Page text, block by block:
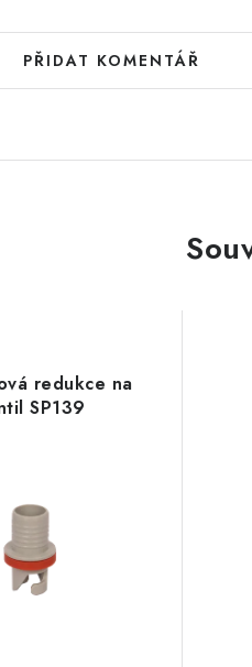
PŘIDAT KOMENTÁŘ
redukce na
SP139